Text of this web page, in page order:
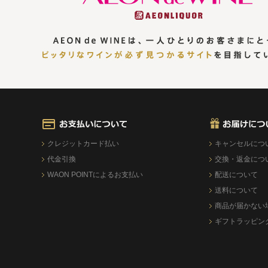
クレジットカード払い
代金引換
WAON POINTによるお支払い
キャンセルにつ
交換・返金につ
配送について
送料について
商品が届かない
ギフトラッピン